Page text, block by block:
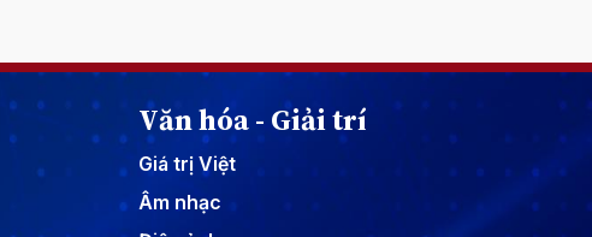
Văn hóa - Giải trí
Giá trị Việt
Âm nhạc